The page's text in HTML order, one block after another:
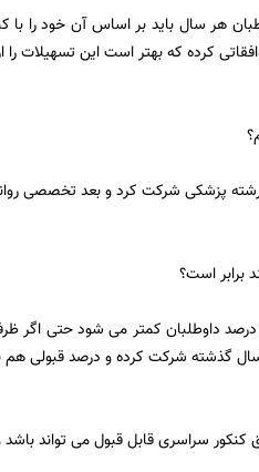
هر سال باید بر اساس آن خود را با
پزشکی شرکت کرد و بعد تخصصی
برابر است؟
درصد داوطلبان کمتر می شود حتی اگر
سراسری قابل قبول می تواند